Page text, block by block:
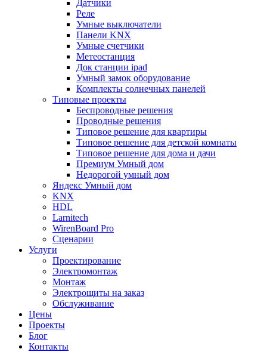
Датчики
Реле
Умные выключатели
Панели KNX
Умные счетчики
Метеостанция
Док станции ipad
Умный замок оборудование
Комплекты солнечных панелей
Типовые проекты
Беспроводные решения
Проводные решения
Типовое решение для квартиры
Типовое решение для детской комнаты
Типовое решение для дома и дачи
Премиум Умный дом
Недорогой умный дом
Яндекс Умный дом
KNX
HDL
Larnitech
WirenBoard Pro
Сценарии
Услуги
Проектирование
Электромонтаж
Монтаж
Электрощиты на заказ
Обслуживание
Цены
Проекты
Блог
Контакты